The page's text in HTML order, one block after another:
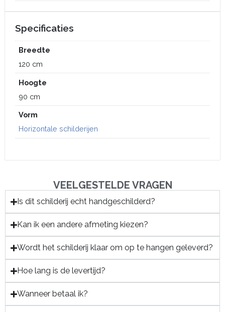
Specificaties
Breedte
120 cm
Hoogte
90 cm
Vorm
Horizontale schilderijen
VEELGESTELDE VRAGEN
Is dit schilderij echt handgeschilderd?
Kan ik een andere afmeting kiezen?
Wordt het schilderij klaar om op te hangen geleverd?
Hoe lang is de levertijd?
Wanneer betaal ik?